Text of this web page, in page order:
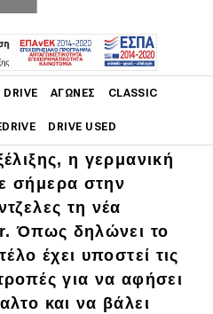
DRIVE ΑΓΏΝΕΣ CLASSIC
DRIVE USED
ΦΩΤΟΓΡΑΦΙΕΣ
από δύο
η γερμανική
σήμερα στην
τη νέα
Όπως δηλώνει το
έχει υποστεί τις
για να αφήσει
και να βάλει